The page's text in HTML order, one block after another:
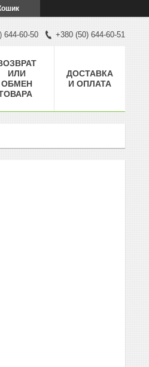
644-60-50 +380 (50) 644-60-51
ИЛИ
ОБМЕН
ДОСТАВКА
И ОПЛАТА